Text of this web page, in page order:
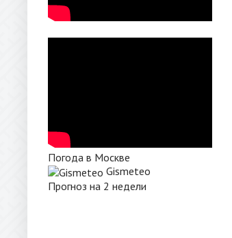
Погода в Москве
Gismeteo
Прогноз на 2 недели